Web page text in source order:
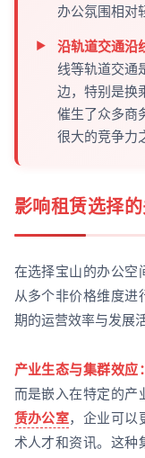
办公氛围相对
沿轨道交通沿
线等轨道交通
边，特别是换
催生了众多商
很大的竞争力
影响租赁选择
在选择宝山的办公空
从多个非价格维度
期的运营效率与发展活
产业生态与集群效应：
而是嵌入在特定的产
赁办公室，企业可以
术人才和资讯。这种